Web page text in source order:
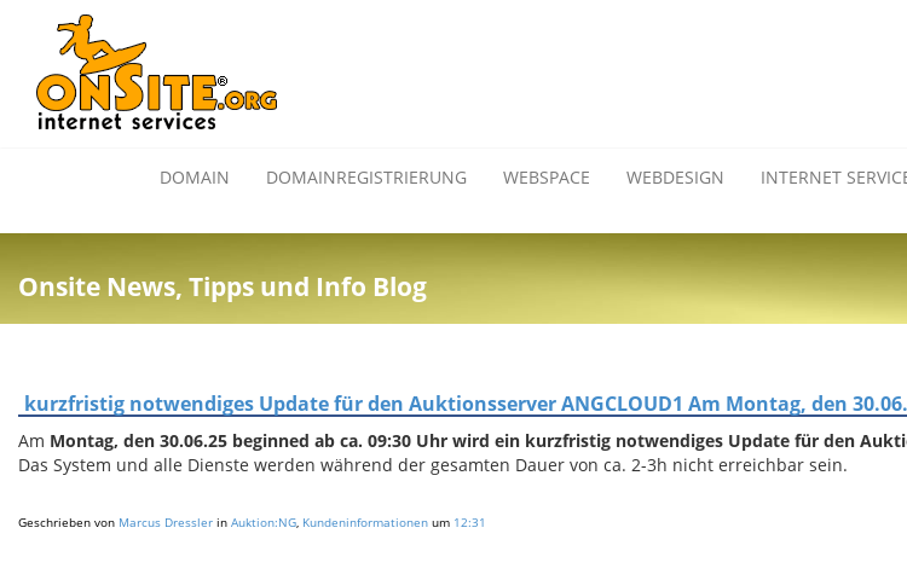
DOMAIN DOMAINREGISTRIERUNG WEBSPACE WEBDESIGN INTERNET
Onsite News, Tipps und Info Blog
kurzfristig notwendiges Update für den Auktionsserver ANGCLOUD1 Am Montag, den
Am Montag, den 30.06.25 beginned ab ca. 09:30 Uhr wird ein kurzfristig notwendiges Update für den
Das System und alle Dienste werden während der gesamten Dauer von ca. 2-3h nicht erreichbar sein.
Geschrieben von Marcus Dressler in Auktion:NG, Kundeninformationen um 12:31